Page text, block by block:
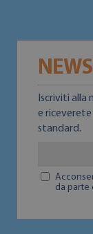
Iscriviti alla
e riceverete
standard.
da parte